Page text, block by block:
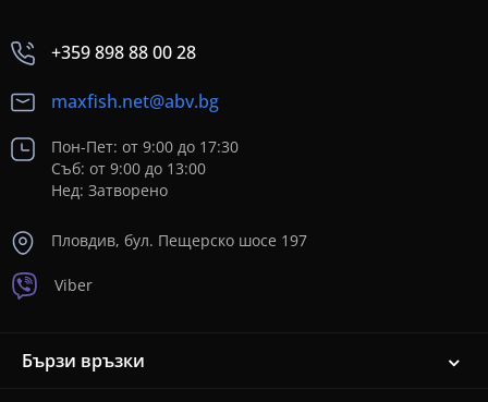
+359 898 88 00 28
maxfish.net@abv.bg
Пон-Пет: от 9:00 до 17:30
Съб: от 9:00 до 13:00
Нед: Затворено
Пловдив, бул. Пещерско шосе 197
Viber
Бързи връзки